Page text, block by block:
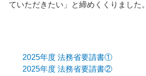
ていただきたい」と締めくくりました。
2025年度 法務省要請書①
2025年度 法務省要請書②